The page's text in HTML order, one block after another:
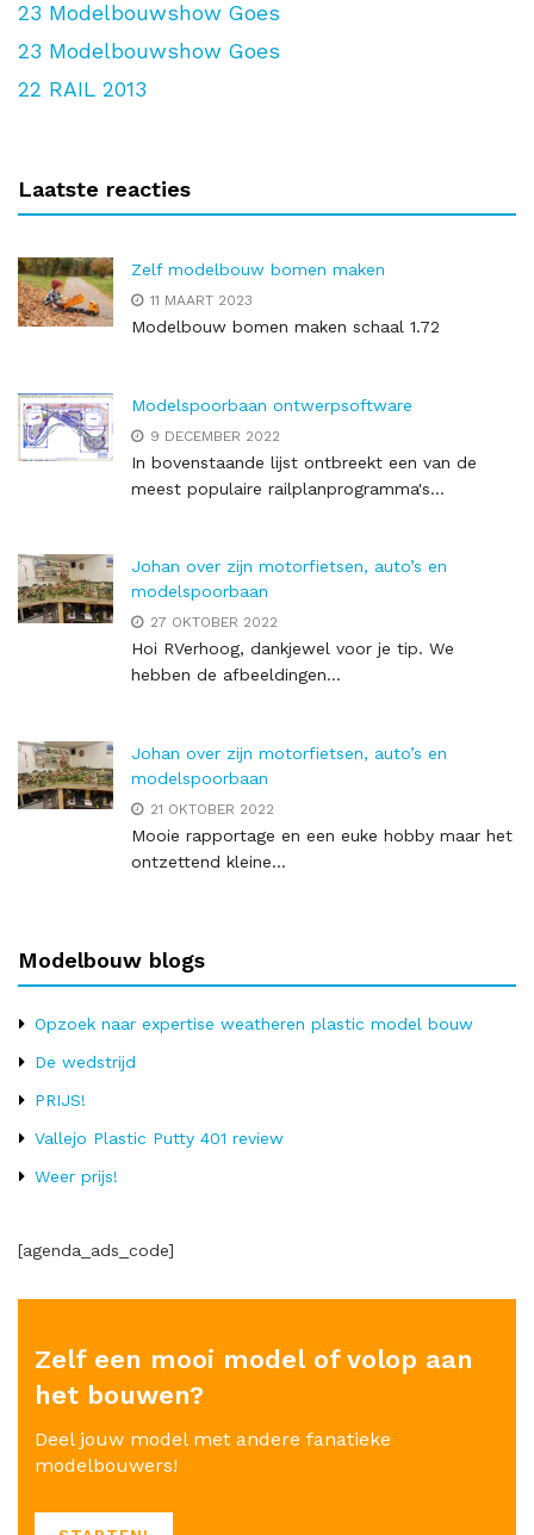
23 Modelbouwshow Goes
23 Modelbouwshow Goes
22 RAIL 2013
Laatste reacties
Zelf modelbouw bomen maken
11 MAART 2023
Modelbouw bomen maken schaal 1.72
Modelspoorbaan ontwerpsoftware
9 DECEMBER 2022
In bovenstaande lijst ontbreekt een van de
meest populaire railplanprogramma's...
Johan over zijn motorfietsen, auto’s en
modelspoorbaan
27 OKTOBER 2022
Hoi RVerhoog, dankjewel voor je tip. We
hebben de afbeeldingen...
Johan over zijn motorfietsen, auto’s en
modelspoorbaan
21 OKTOBER 2022
Mooie rapportage en een euke hobby maar het
ontzettend kleine...
Modelbouw blogs
Opzoek naar expertise weatheren plastic model bouw
De wedstrijd
PRIJS!
Vallejo Plastic Putty 401 review
Weer prijs!
[agenda_ads_code]
Zelf een mooi model of volop aan
het bouwen?
Deel jouw model met andere fanatieke
modelbouwers!